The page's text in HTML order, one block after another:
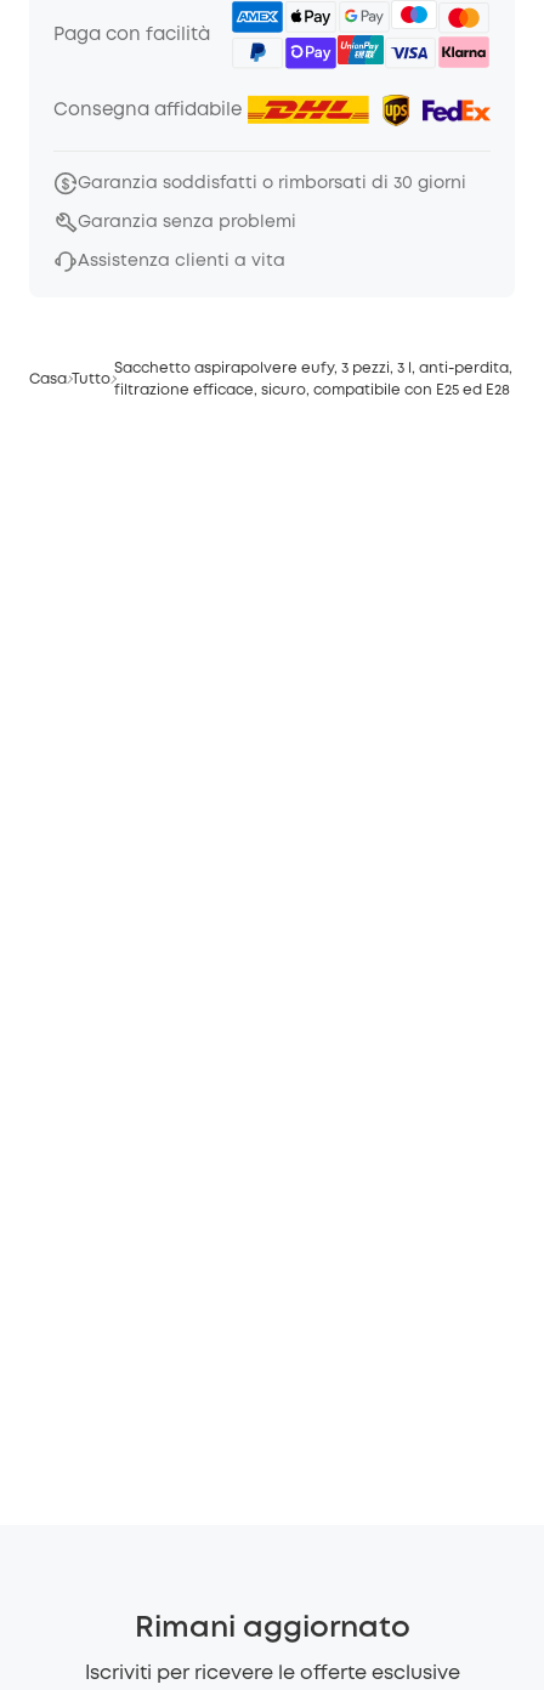
Paga con facilità
Consegna affidabile
Garanzia soddisfatti o rimborsati di 30 giorni
Garanzia senza problemi
Assistenza clienti a vita
Casa Tutto
Sacchetto aspirapolvere eufy, 3 pezzi, 3 l, anti-perdita,
filtrazione efficace, sicuro, compatibile con E25 ed E28
Rimani aggiornato
Iscriviti per ricevere le offerte esclusive